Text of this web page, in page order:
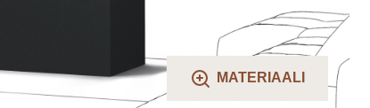
MATERIAALI